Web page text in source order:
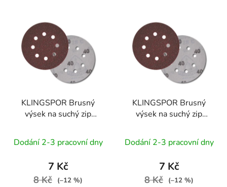
KLINGSPOR Brusný
výsek na suchý zip
mm zr. 100, GLS5
Dodání 2-3 pracovní dny
7 Kč
8 Kč (–12 %)
KLINGSPOR Brusný
výsek na suchý zip
mm zr. 120, GLS5
Dodání 2-3 pracovní dny
7 Kč
8 Kč (–12 %)